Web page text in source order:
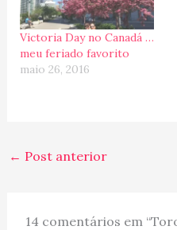
Victoria Day no Canadá …
meu feriado favorito
maio 26, 2016
← Post anterior
14 comentários em